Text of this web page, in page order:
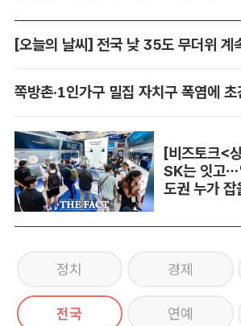
[비즈토크<
SK는 잇고
도권 누가 잡
정치 경제
전국 연예